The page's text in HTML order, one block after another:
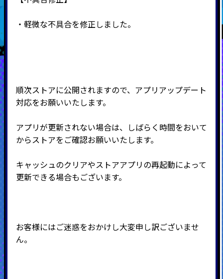
・軽微な不具合を修正しました。
順次ストアに公開されますので、アプリアップデート
対応をお願いいたします。
アプリが更新されない場合は、しばらく時間をおいて
からストアをご確認お願いいたします。
キャッシュのクリアやストアアプリの再起動によって
更新できる場合もございます。
お客様にはご迷惑をおかけし大変申し訳ございませ
ん。